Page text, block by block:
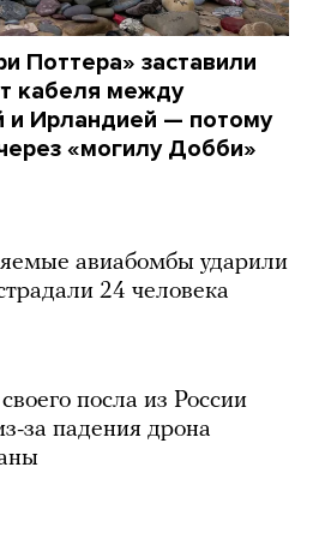
Поттера» заставили
кабеля между
и Ирландией — потому
«могилу Добби»
авиабомбы ударили
24 человека
посла из России
за падения дрона